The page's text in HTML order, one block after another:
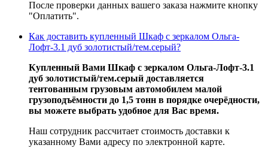
После проверки данных вашего заказа нажмите кнопку
"Оплатить".
Как доставить купленный Шкаф с зеркалом Ольга-
Лофт-3.1 дуб золотистый/тем.серый?
Купленный Вами Шкаф с зеркалом Ольга-Лофт-3.1
дуб золотистый/тем.серый доставляется
тентованным грузовым автомобилем малой
грузоподъёмности до 1,5 тонн в порядке очерёдности,
вы можете выбрать удобное для Вас время.
Наш сотрудник рассчитает стоимость доставки к
указанному Вами адресу по электронной карте.